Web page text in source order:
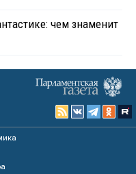
чем знаменит